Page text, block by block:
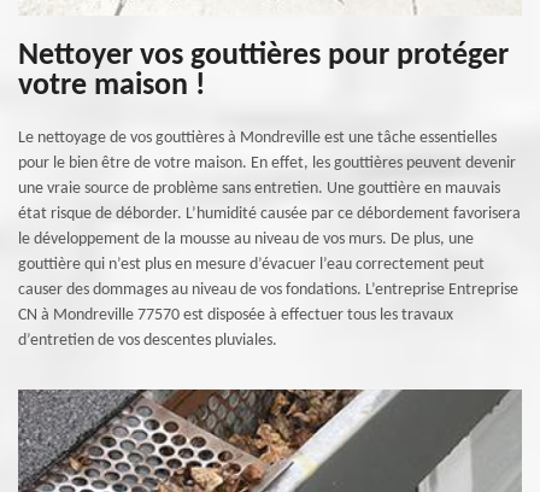
Nettoyer vos gouttières pour protéger
votre maison !
Le nettoyage de vos gouttières à Mondreville est une tâche essentielles
pour le bien être de votre maison. En effet, les gouttières peuvent devenir
une vraie source de problème sans entretien. Une gouttière en mauvais
état risque de déborder. L’humidité causée par ce débordement favorisera
le développement de la mousse au niveau de vos murs. De plus, une
gouttière qui n’est plus en mesure d’évacuer l’eau correctement peut
causer des dommages au niveau de vos fondations. L’entreprise Entreprise
CN à Mondreville 77570 est disposée à effectuer tous les travaux
d’entretien de vos descentes pluviales.